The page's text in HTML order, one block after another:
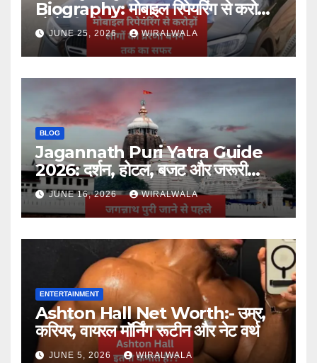
Biography: मोबाइल रिपेयरिंग से करोड़ों
लोगों की प्रेरणा बनने तक का सफर
JUNE 25, 2026 WIRALWALA
BLOG
Jagannath Puri Yatra Guide
2026: दर्शन, होटल, बजट और जरूरी
जानकारी
JUNE 16, 2026 WIRALWALA
ENTERTAINMENT
Ashton Hall Net Worth:- उम्र,
करियर, वायरल मॉर्निंग रूटीन और नेट वर्थ
JUNE 5, 2026 WIRALWALA